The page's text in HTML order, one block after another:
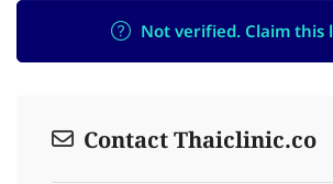
Not verified. Claim this
Contact Thaiclinic.co